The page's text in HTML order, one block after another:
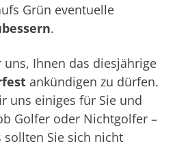
Grün eventuelle
.
Ihnen das diesjährige
ankündigen zu dürfen.
uns einiges für Sie und
Golfer oder Nichtgolfer –
sollten Sie sich nicht